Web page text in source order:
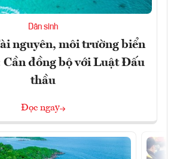
Dân sinh
nguyên, môi trường biển
Cần đồng bộ với Luật Đấu
thầu
Đọc ngay